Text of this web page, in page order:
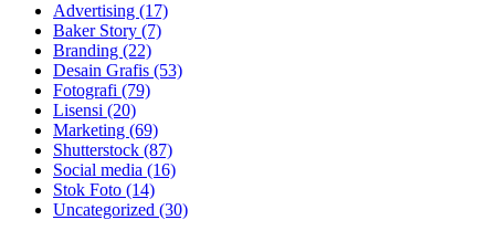
Advertising (17)
Baker Story (7)
Branding (22)
Desain Grafis (53)
Fotografi (79)
Lisensi (20)
Marketing (69)
Shutterstock (87)
Social media (16)
Stok Foto (14)
Uncategorized (30)